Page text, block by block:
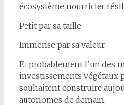
écosystème nourricier
Petit par sa taille.
Immense par sa valeur.
Et probablement l’un des
investissements végétaux
souhaitent construire
autonomes de demain.